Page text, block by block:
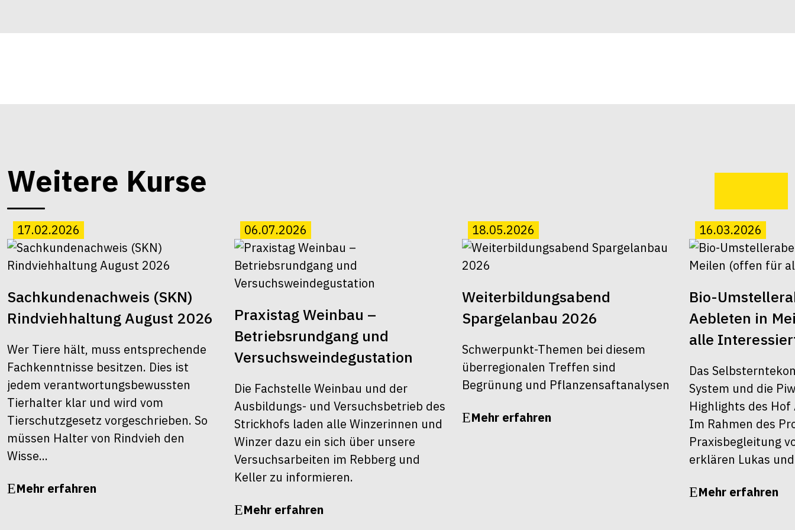
Weitere Kurse
17.02.2026
Sachkundenachweis (SKN)
Rindviehhaltung August 2026
Wer Tiere hält, muss entsprechende
Fachkenntnisse besitzen. Dies ist
jedem verantwortungsbewussten
Tierhalter klar und wird vom
Tierschutzgesetz vorgeschrieben. So
müssen Halter von Rindvieh den
Wisse...
Mehr erfahren
06.07.2026
Praxistag Weinbau –
Betriebsrundgang und
Versuchsweindegustation
Die Fachstelle Weinbau und der
Ausbildungs- und Versuchsbetrieb des
Strickhofs laden alle Winzerinnen und
Winzer dazu ein sich über unsere
Versuchsarbeiten im Rebberg und
Keller zu informieren.
Mehr erfahren
18.05.2026
Weiterbildungsabend
Spargelanbau 2026
Schwerpunkt-Themen bei diesem
überregionalen Treffen sind
Begrünung und Pflanzensaftanalysen
Mehr erfahren
16.03.2026
Bio-
Aebleten in
alle
Das
System und die
Highlights des
Im Rahmen des
Praxisbegleitung
erklären Lukas
Mehr erfahren